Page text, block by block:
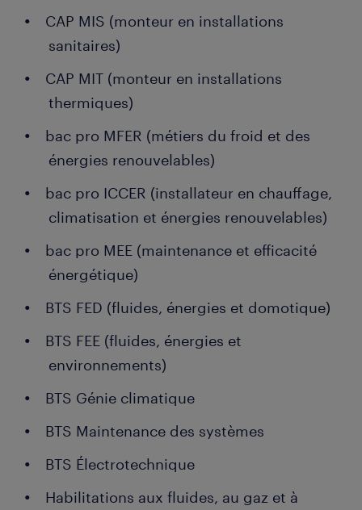
CAP MIS (monteur en installations
sanitaires)
CAP MIT (monteur en installations
thermiques)
bac pro MFER (métiers du froid et des
énergies renouvelables)
bac pro ICCER (installateur en chauffage,
climatisation et énergies renouvelables)
bac pro MEE (maintenance et efficacité
énergétique)
BTS FED (fluides, énergies et domotique)
BTS FEE (fluides, énergies et
environnements)
BTS Génie climatique
BTS Maintenance des systèmes
BTS Électrotechnique
Habilitations aux fluides, au gaz et à